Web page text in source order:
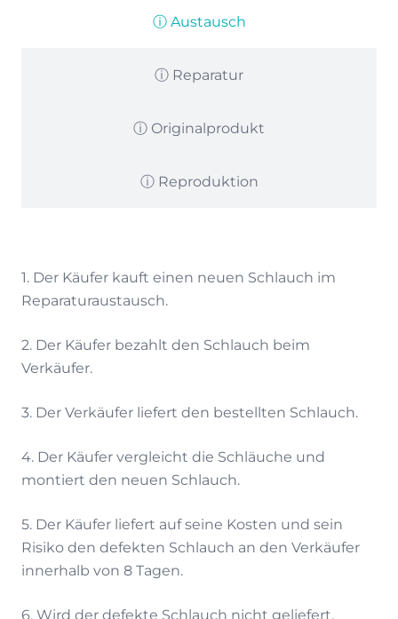
ⓘ Austausch
ⓘ Reparatur
ⓘ Originalprodukt
ⓘ Reproduktion
1. Der Käufer kauft einen neuen Schlauch im
Reparaturaustausch.
2. Der Käufer bezahlt den Schlauch beim
Verkäufer.
3. Der Verkäufer liefert den bestellten Schlauch.
4. Der Käufer vergleicht die Schläuche und
montiert den neuen Schlauch.
5. Der Käufer liefert auf seine Kosten und sein
Risiko den defekten Schlauch an den Verkäufer
innerhalb von 8 Tagen.
6. Wird der defekte Schlauch nicht geliefert,